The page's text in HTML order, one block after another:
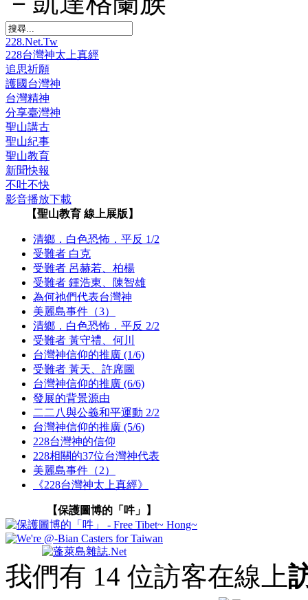
228.Net.Tw
228台灣神太上真經
追思祈願
護國台灣神
台灣精神
分享臺灣神
聖山講古
聖山紀事
聖山教育
新聞快報
不吐不快
影音播放下載
【聖山教育 線上展版】
清鄉．白色恐怖．平反 1/2
受難者 白克
受難者 呂赫若、柏楊
受難者 鍾浩東、陳智雄
為何祂們代表台灣神
美麗島事件（3）
清鄉．白色恐怖．平反 2/2
受難者 黃守禮、何川
台灣神信仰的推廣 (1/6)
受難者 黃天、許席圖
台灣神信仰的推廣 (6/6)
發展的背景源由
二二八與公義和平運動 2/2
台灣神信仰的推廣 (5/6)
228台灣神的信仰
228相關的37位台灣神代表
美麗島事件（2）
《228台灣神太上真經》
【保護圖博的「吽」】
我們有 14 位訪客在線上